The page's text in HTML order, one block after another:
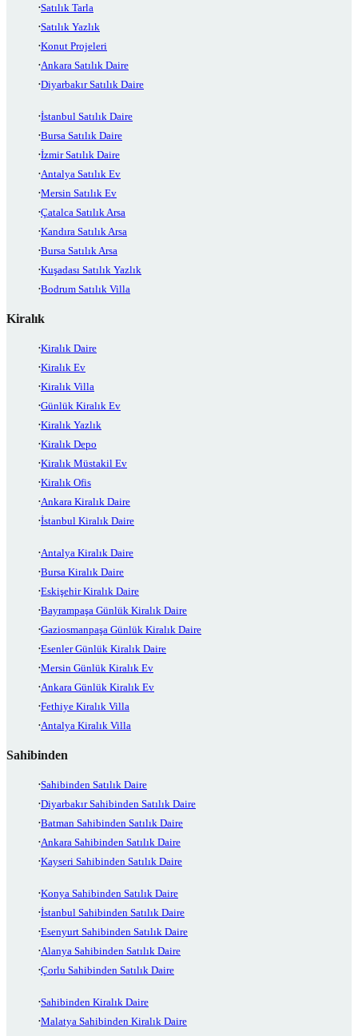
Satılık Tarla
Satılık Yazlık
Konut Projeleri
Ankara Satılık Daire
Diyarbakır Satılık Daire
İstanbul Satılık Daire
Bursa Satılık Daire
İzmir Satılık Daire
Antalya Satılık Ev
Mersin Satılık Ev
Çatalca Satılık Arsa
Kandıra Satılık Arsa
Bursa Satılık Arsa
Kuşadası Satılık Yazlık
Bodrum Satılık Villa
Kiralık
Kiralık Daire
Kiralık Ev
Kiralık Villa
Günlük Kiralık Ev
Kiralık Yazlık
Kiralık Depo
Kiralık Müstakil Ev
Kiralık Ofis
Ankara Kiralık Daire
İstanbul Kiralık Daire
Antalya Kiralık Daire
Bursa Kiralık Daire
Eskişehir Kiralık Daire
Bayrampaşa Günlük Kiralık Daire
Gaziosmanpaşa Günlük Kiralık Daire
Esenler Günlük Kiralık Daire
Mersin Günlük Kiralık Ev
Ankara Günlük Kiralık Ev
Fethiye Kiralık Villa
Antalya Kiralık Villa
Sahibinden
Sahibinden Satılık Daire
Diyarbakır Sahibinden Satılık Daire
Batman Sahibinden Satılık Daire
Ankara Sahibinden Satılık Daire
Kayseri Sahibinden Satılık Daire
Konya Sahibinden Satılık Daire
İstanbul Sahibinden Satılık Daire
Esenyurt Sahibinden Satılık Daire
Alanya Sahibinden Satılık Daire
Çorlu Sahibinden Satılık Daire
Sahibinden Kiralık Daire
Malatya Sahibinden Kiralık Daire